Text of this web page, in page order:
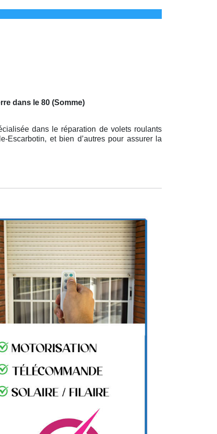
dans le 80 (Somme)
dans le réparation de volets roulants
Escarbotin, et bien d’autres pour assurer la